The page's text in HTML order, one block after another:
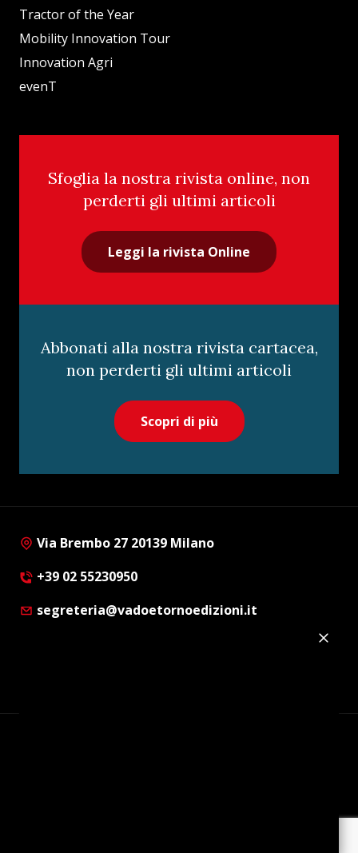
Tractor of the Year
Mobility Innovation Tour
Innovation Agri
evenT
Sfoglia la nostra rivista online, non
perderti gli ultimi articoli
Leggi la rivista Online
Abbonati alla nostra rivista cartacea,
non perderti gli ultimi articoli
Scopri di più
Via Brembo 27 20139 Milano
+39 02 55230950
segreteria@vadoetornoedizioni.it